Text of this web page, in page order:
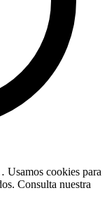
Usamos cookies para
Consulta nuestra